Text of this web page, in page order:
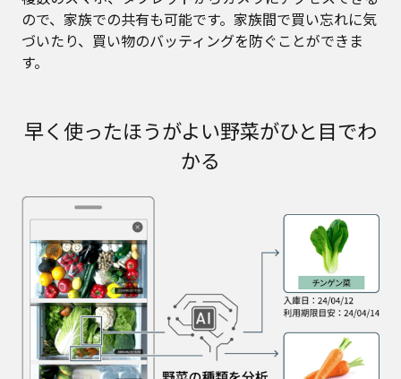
ので、家族での共有も可能です。家族間で買い忘れに気
づいたり、買い物のバッティングを防ぐことができま
す。
早く使ったほうがよい野菜がひと目でわ
かる